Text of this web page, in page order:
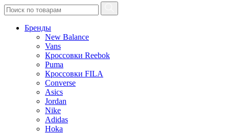
Бренды
New Balance
Vans
Кроссовки Reebok
Puma
Кроссовки FILA
Converse
Asics
Jordan
Nike
Adidas
Hoka